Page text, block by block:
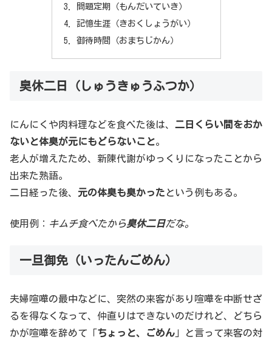
問題定期（もんだいていき）
記憶生涯（きおくしょうがい）
御待時間（おまちじかん）
臭休二日（しゅうきゅうふつか）
にんにくや肉料理などを食べた後は、 二日くらい間をおか
ないと体臭が元にもどらないこと。
老人が増えたため、新陳代謝がゆっくりになったことから
出来た熟語。
二日経った後、 元の体臭も臭かった という例もある。
使用例： キムチ食べたから臭休二日だな。
一旦御免（いったんごめん）
夫婦喧嘩の最中などに、突然の来客があり喧嘩を中断せざ
るを得なくなって、仲直りはできないのだけれど、どちら
かが喧嘩を辞めて「ちょっと、ごめん 」と言って来客の対